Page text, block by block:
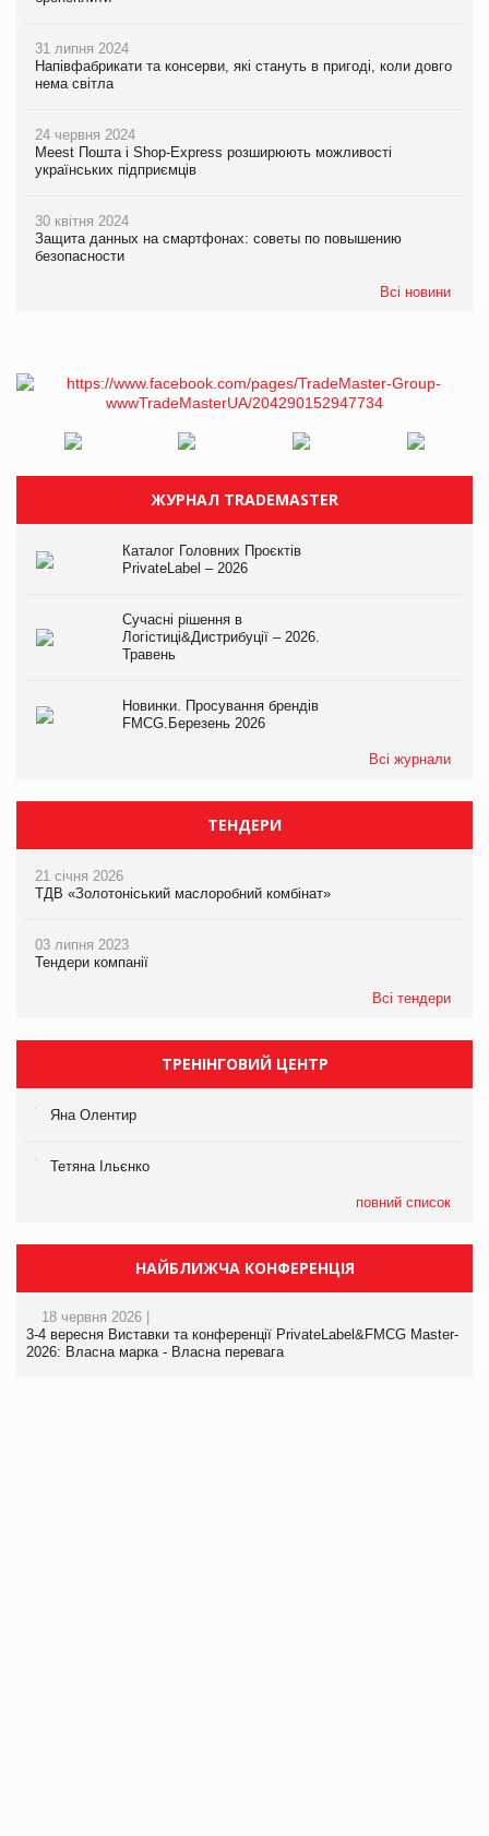
31 липня 2024
Напівфабрикати та консерви, які стануть в пригоді, коли довго
нема світла
24 червня 2024
Meest Пошта і Shop-Express розширюють можливості
українських підприємців
30 квітня 2024
Защита данных на смартфонах: советы по повышению
безопасности
Всі новини
ЖУРНАЛ TRADEMASTER
Каталог Головних Проєктів
PrivateLabel – 2026
Сучасні рішення в
Логістиці&Дистрибуції – 2026.
Травень
Новинки. Просування брендів
FMCG.Березень 2026
Всі журнали
ТЕНДЕРИ
21 січня 2026
ТДВ «Золотоніський маслоробний комбінат»
03 липня 2023
Тендери компанії
Всі тендери
ТРЕНІНГОВИЙ ЦЕНТР
Яна Олентир
Тетяна Ільєнко
повний список
НАЙБЛИЖЧА КОНФЕРЕНЦІЯ
18 червня 2026 |
3-4 вересня Виставки та конференції PrivateLabel&FMCG Master-
2026: Власна марка - Власна перевага